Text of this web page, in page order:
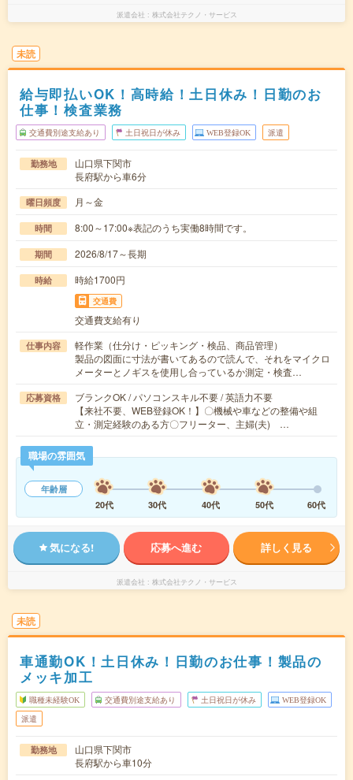
派遣会社 株式会社テクノ・サービス
未読
給与即払いOK！高時給！土日休み！日勤のお
仕事！検査業務
交通費別途支給あり 土日祝日が休み WEB登録OK 派遣
勤務地
山口県下関市
長府駅から車6分
曜日頻度 月～金
時間 8:00～17:00※表記のうち実働8時間です。
期間 2026/8/17～長期
時給 時給1700円
交通費
交通費支給有り
仕事内容
軽作業（仕分け・ピッキング・検品、商品管理）
製品の図面に寸法が書いてあるので読んで、それをマイクロ
メーターとノギスを使用し合っているか測定・検査…
応募資格
ブランクOK / パソコンスキル不要 / 英語力不要
【来社不要、WEB登録OK！】〇機械や車などの整備や組
立・測定経験のある方〇フリーター、主婦(夫) …
職場の雰囲気
年齢層
20代
30代 40代 50代 60代
気になる! 応募へ進む 詳しく見る
派遣会社 株式会社テクノ・サービス
未読
車通勤OK！土日休み！日勤のお仕事！製品の
メッキ加工
職種未経験OK 交通費別途支給あり 土日祝日が休み WEB登録OK
派遣
勤務地
山口県下関市
長府駅から車10分